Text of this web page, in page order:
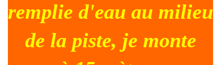
remplie d'eau au milieu
de la piste, je monte